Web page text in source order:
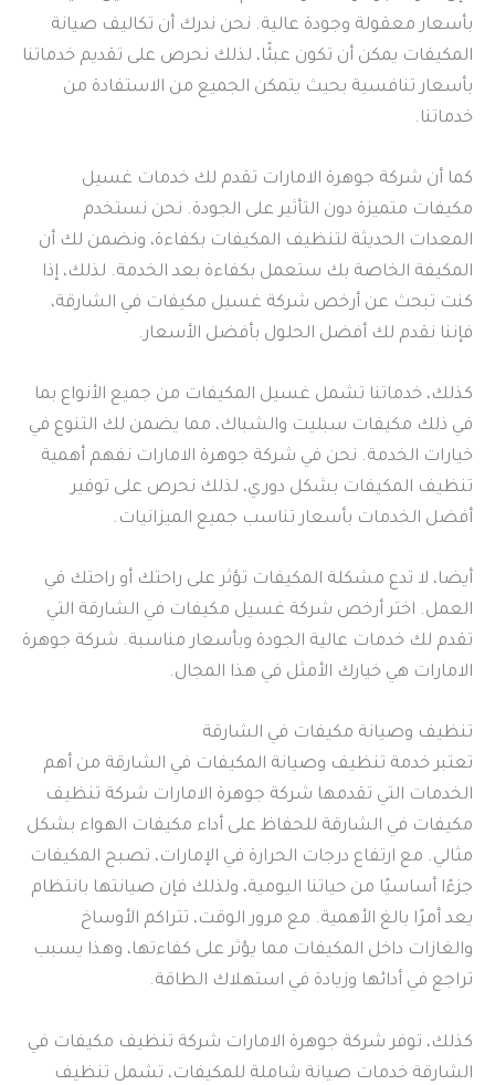
بأسعار معقولة وجودة عالية. نحن ندرك أن تكاليف صيانة
المكيفات يمكن أن تكون عبئًا، لذلك نحرص على تقديم خدماتنا
بأسعار تنافسية بحيث يتمكن الجميع من الاستفادة من
خدماتنا.
كما أن شركة جوهرة الامارات تقدم لك خدمات غسيل
مكيفات متميزة دون التأثير على الجودة. نحن نستخدم
المعدات الحديثة لتنظيف المكيفات بكفاءة، ونضمن لك أن
المكيفة الخاصة بك ستعمل بكفاءة بعد الخدمة. لذلك، إذا
كنت تبحث عن أرخص شركة غسيل مكيفات في الشارقة،
فإننا نقدم لك أفضل الحلول بأفضل الأسعار.
كذلك، خدماتنا تشمل غسيل المكيفات من جميع الأنواع بما
في ذلك مكيفات سبليت والشباك، مما يضمن لك التنوع في
خيارات الخدمة. نحن في شركة جوهرة الامارات نفهم أهمية
تنظيف المكيفات بشكل دوري، لذلك نحرص على توفير
أفضل الخدمات بأسعار تناسب جميع الميزانيات.
أيضا، لا تدع مشكلة المكيفات تؤثر على راحتك أو راحتك في
العمل. اختر أرخص شركة غسيل مكيفات في الشارقة التي
تقدم لك خدمات عالية الجودة وبأسعار مناسبة. شركة جوهرة
الامارات هي خيارك الأمثل في هذا المجال.
تنظيف وصيانة مكيفات في الشارقة
تعتبر خدمة تنظيف وصيانة المكيفات في الشارقة من أهم
الخدمات التي تقدمها شركة جوهرة الامارات شركة تنظيف
مكيفات في الشارقة للحفاظ على أداء مكيفات الهواء بشكل
مثالي. مع ارتفاع درجات الحرارة في الإمارات، تصبح المكيفات
جزءًا أساسيًا من حياتنا اليومية، ولذلك فإن صيانتها بانتظام
يعد أمرًا بالغ الأهمية. مع مرور الوقت، تتراكم الأوساخ
والغازات داخل المكيفات مما يؤثر على كفاءتها، وهذا يسبب
تراجع في أدائها وزيادة في استهلاك الطاقة.
كذلك، توفر شركة جوهرة الامارات شركة تنظيف مكيفات في
الشارقة خدمات صيانة شاملة للمكيفات، تشمل تنظيف